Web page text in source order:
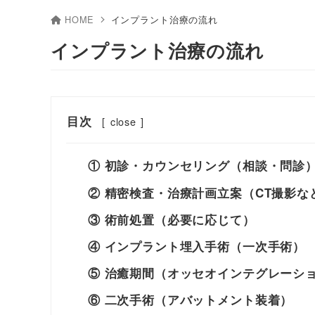
HOME インプラント治療の流れ
インプラント治療の流れ
目次 [ close ]
① 初診・カウンセリング（相談・問診）
② 精密検査・治療計画立案（CT撮影な
③ 術前処置（必要に応じて）
④ インプラント埋入手術（一次手術）
⑤ 治癒期間（オッセオインテグレーショ
⑥ 二次手術（アバットメント装着）